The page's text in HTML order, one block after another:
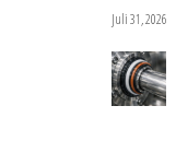
Juli 31, 2026